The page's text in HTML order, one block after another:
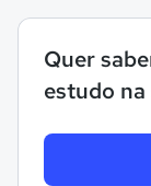
Quer
estudo na